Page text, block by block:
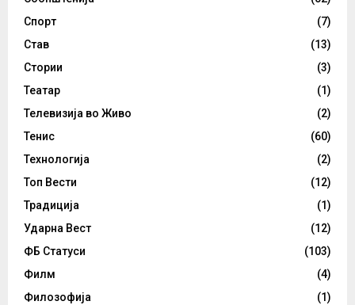
Спорт
(7)
Став
(13)
Стории
(3)
Театар
(1)
Телевизија во Живо
(2)
Тенис
(60)
Технологија
(2)
Топ Вести
(12)
Традиција
(1)
Ударна Вест
(12)
ФБ Статуси
(103)
Филм
(4)
Филозофија
(1)